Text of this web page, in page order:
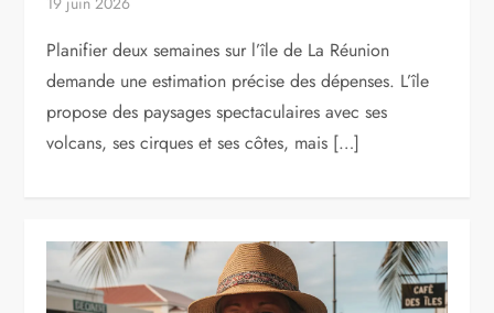
Planifier deux semaines sur l’île de La Réunion
demande une estimation précise des dépenses. L’île
propose des paysages spectaculaires avec ses
volcans, ses cirques et ses côtes, mais […]